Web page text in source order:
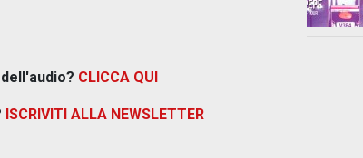
CLICCA QUI
ISCRIVITI ALLA NEWSLETTER